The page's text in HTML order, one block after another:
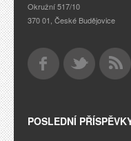
Okružní 517/10
370 01, České Budějovice
POSLEDNÍ